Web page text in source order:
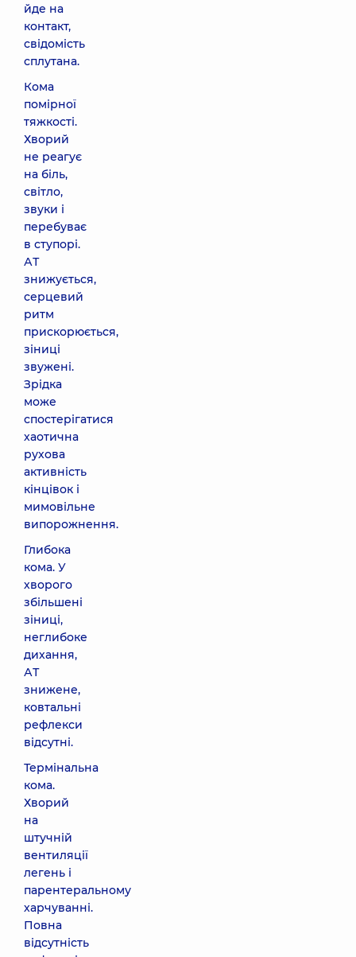
йде на
контакт,
свідомість
сплутана.
Кома
помірної
тяжкості.
Хворий
не реагує
на біль,
світло,
звуки і
перебуває
в ступорі.
АТ
знижується,
серцевий
ритм
прискорюється,
зіниці
звужені.
Зрідка
може
спостерігатися
хаотична
рухова
активність
кінцівок і
мимовільне
випорожнення.
Глибока
кома. У
хворого
збільшені
зіниці,
неглибоке
дихання,
АТ
знижене,
ковтальні
рефлекси
відсутні.
Термінальна
кома.
Хворий
на
штучній
вентиляції
легень і
парентеральному
харчуванні.
Повна
відсутність